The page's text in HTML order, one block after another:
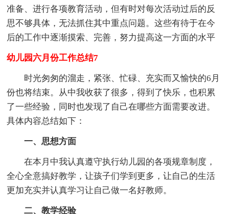
准备、进行各项教育活动，但有时对每次活动过后的反
思不够具体，无法抓住其中重点问题。这些有待于在今
后的工作中逐渐摸索、完善，努力提高这一方面的水平
幼儿园六月份工作总结7
时光匆匆的溜走，紧张、忙碌、充实而又愉快的6月
份也将结束。从中我收获了很多，得到了快乐，也积累
了一些经验，同时也发现了自己在哪些方面需要改进。
具体内容总结如下：
一、思想方面
在本月中我认真遵守执行幼儿园的各项规章制度，
全心全意搞好教学，让孩子们学到更多，让自己的生活
更加充实并认真学习让自己做一名好教师。
二、教学经验